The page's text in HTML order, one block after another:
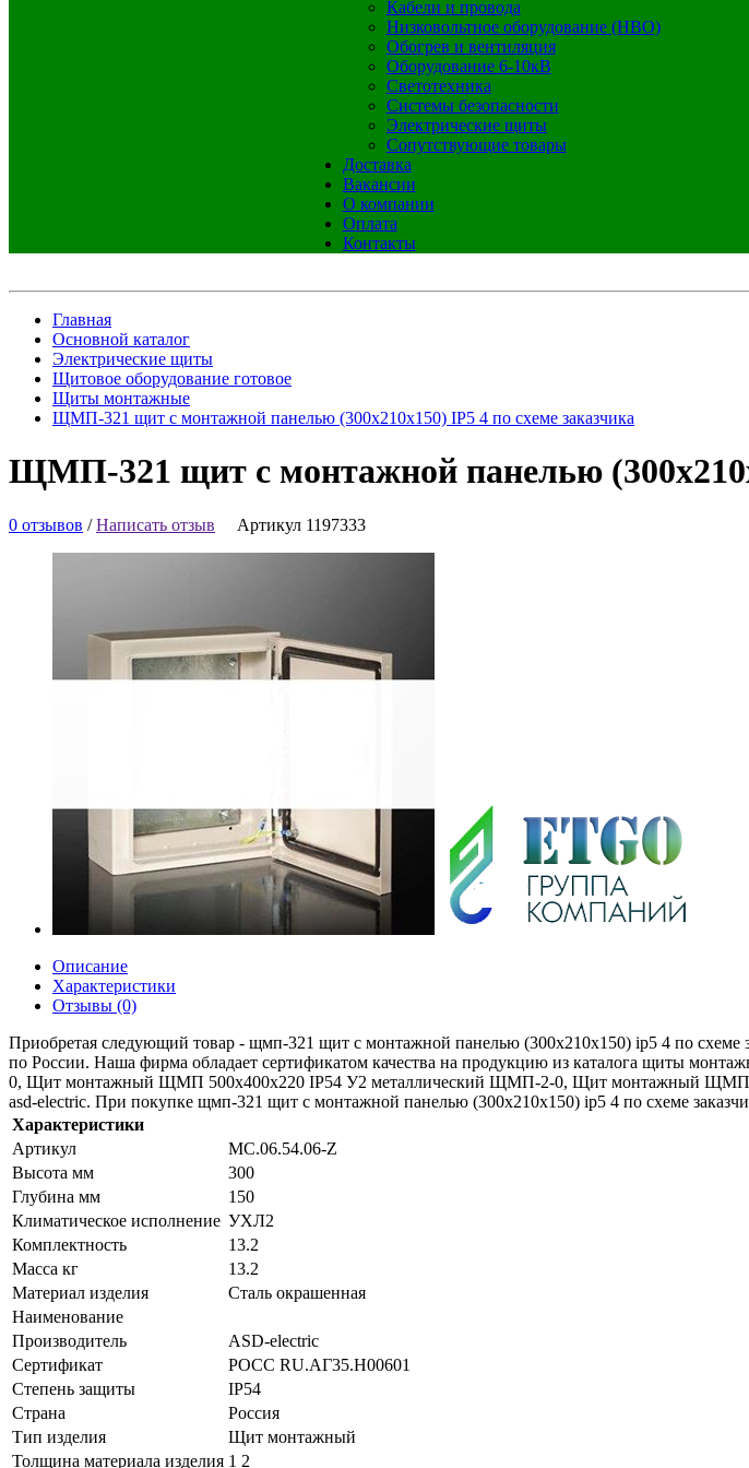
Кабели и провода
Низковольтное оборудование (НВО)
Обогрев и вентиляция
Оборудование 6-10кВ
Светотехника
Системы безопасности
Электрические щиты
Сопутствующие товары
Доставка
Вакансии
О компании
Оплата
Контакты
Главная
Основной каталог
Электрические щиты
Щитовое оборудование готовое
Щиты монтажные
ЩМП-321 щит с монтажной панелью (300х210х150) IP5 4 по схеме заказчика
ЩМП-321 щит с монтажной панелью
0 отзывов /Написать отзыв Артикул 1197333
Описание
Характеристики
Отзывы (0)
Приобретая следующий товар - щмп-321 щит с монтажной панелью (300х210х150) ip5 4 по схеме
по России. Наша фирма обладает сертификатом качества на продукцию из каталога щиты
0, Щит монтажный ЩМП 500х400х220 IP54 У2 металлический ЩМП-2-0, Щит монтажный ЩМП
asd-electric. При покупке щмп-321 щит с монтажной панелью (300х210х150) ip5 4 по схеме
Характеристики
Артикул
МС.06.54.06-Z
Высота мм
300
Глубина мм
150
Климатическое исполнение УХЛ2
Комплектность
13.2
Масса кг
13.2
Материал изделия
Сталь окрашенная
Наименование
Производитель
ASD-electric
Сертификат
POCC RU.АГ35.H00601
Степень защиты
IP54
Страна
Россия
Тип изделия
Щит монтажный
Толщина материала изделия 1 2